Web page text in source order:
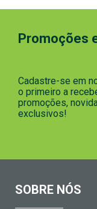
Promoções
Cadastre-se em
o primeiro a
promoções,
exclusivos!
SOBRE NÓS